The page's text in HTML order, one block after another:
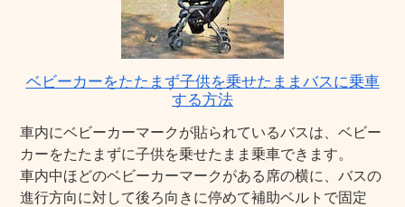
ベビーカーをたたまず子供を乗せたままバスに乗車
する方法
車内にベビーカーマークが貼られているバスは、ベビー
カーをたたまずに子供を乗せたまま乗車できます。
車内中ほどのベビーカーマークがある席の横に、バスの
進行方向に対して後ろ向きに停めて補助ベルトで固定